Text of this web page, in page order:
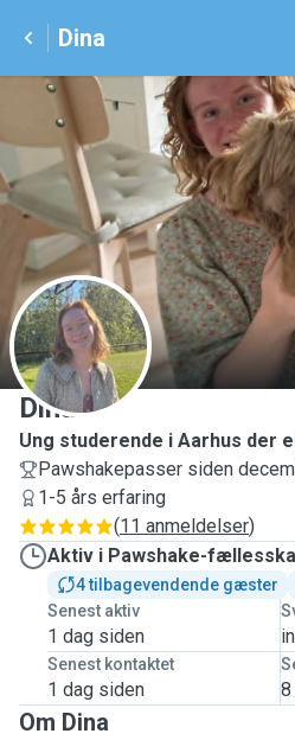
Dina
D
Dina
Ung studerende i Aarhus der
Pawshakepasser siden
1-5 års erfaring
(11 anmeldelser)
Aktiv i Pawshake-
4 tilbagevendende gæster
Senest aktiv
1 dag siden
Senest kontaktet
1 dag siden 8
Om Dina